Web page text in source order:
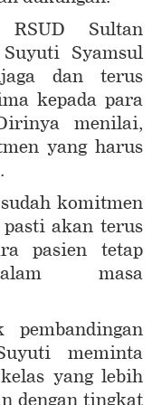
Sultan
Syamsul
dan terus
kepada para
menilai,
yang harus
komitmen
akan terus
pasien tetap
masa
meminta
yang lebih
dengan tingkat